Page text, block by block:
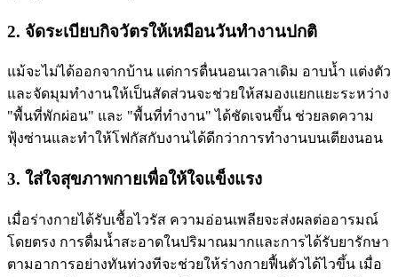
2. จัดระเบียบกิจวัตรให้เหมือนวันทำงานปกติ
แม้จะไม่ได้ออกจากบ้าน แต่การตื่นนอนเวลาเดิม อาบน้ำ แต่งตัว
และจัดมุมทำงานให้เป็นสัดส่วนจะช่วยให้สมองแยกแยะระหว่าง
"พื้นที่พักผ่อน" และ "พื้นที่ทำงาน" ได้ชัดเจนขึ้น ช่วยลดความ
ฟุ้งซ่านและทำให้โฟกัสกับงานได้ดีกว่าการทำงานบนเตียงนอน
3. ใส่ใจสุขภาพกายเพื่อให้ใจแข็งแรง
เมื่อร่างกายได้รับเชื้อไวรัส ความอ่อนเพลียจะส่งผลต่ออารมณ์
โดยตรง การดื่มน้ำสะอาดในปริมาณมากและการได้รับยารักษา
ตามอาการอย่างทันท่วงทีจะช่วยให้ร่างกายฟื้นตัวได้ไวขึ้น เมื่อ